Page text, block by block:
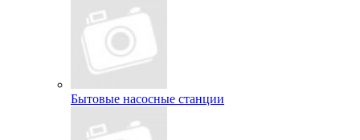
Бытовые насосные станции